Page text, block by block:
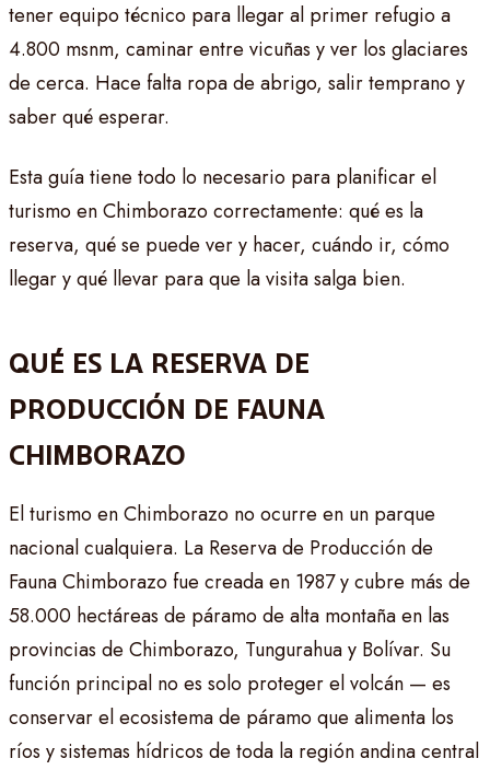
tener equipo técnico para llegar al primer refugio a
4.800 msnm, caminar entre vicuñas y ver los glaciares
de cerca. Hace falta ropa de abrigo, salir temprano y
saber qué esperar.
Esta guía tiene todo lo necesario para planificar el
turismo en Chimborazo correctamente: qué es la
reserva, qué se puede ver y hacer, cuándo ir, cómo
llegar y qué llevar para que la visita salga bien.
QUÉ ES LA RESERVA DE
PRODUCCIÓN DE FAUNA
CHIMBORAZO
El turismo en Chimborazo no ocurre en un parque
nacional cualquiera. La Reserva de Producción de
Fauna Chimborazo fue creada en 1987 y cubre más de
58.000 hectáreas de páramo de alta montaña en las
provincias de Chimborazo, Tungurahua y Bolívar. Su
función principal no es solo proteger el volcán — es
conservar el ecosistema de páramo que alimenta los
ríos y sistemas hídricos de toda la región andina central